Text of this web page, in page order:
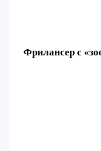
Фрилансер с